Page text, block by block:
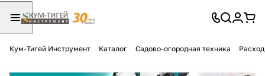
Кум-Тигей Инструмент Каталог Садово-огородная техника